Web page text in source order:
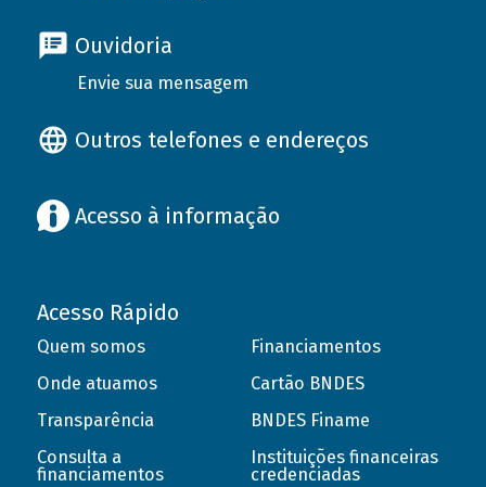
Ouvidoria
Envie sua mensagem
Outros telefones e endereços
Acesso à informação
Acesso Rápido
Quem somos
Onde atuamos
Transparência
Consulta a
financiamentos
Financiamentos
Cartão BNDES
BNDES Finame
Instituições financeiras
credenciadas